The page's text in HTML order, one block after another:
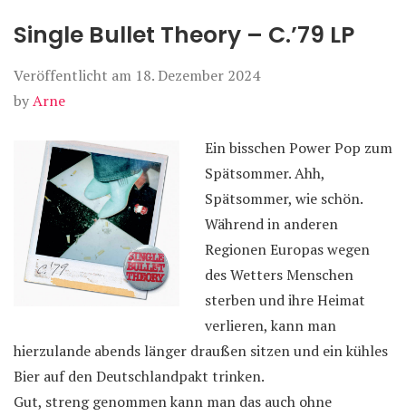
Single Bullet Theory – C.’79 LP
Veröffentlicht am 18. Dezember 2024
byArne
Ein bisschen Power Pop zum
Spätsommer. Ahh,
Spätsommer, wie schön.
Während in anderen
Regionen Europas wegen
des Wetters Menschen
sterben und ihre Heimat
verlieren, kann man
hierzulande abends länger draußen sitzen und ein kühles
Bier auf den Deutschlandpakt trinken.
Gut, streng genommen kann man das auch ohne